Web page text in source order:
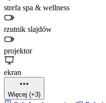
strefa spa & wellness
rzutnik slajdów
projektor
ekran
Więcej (+3)